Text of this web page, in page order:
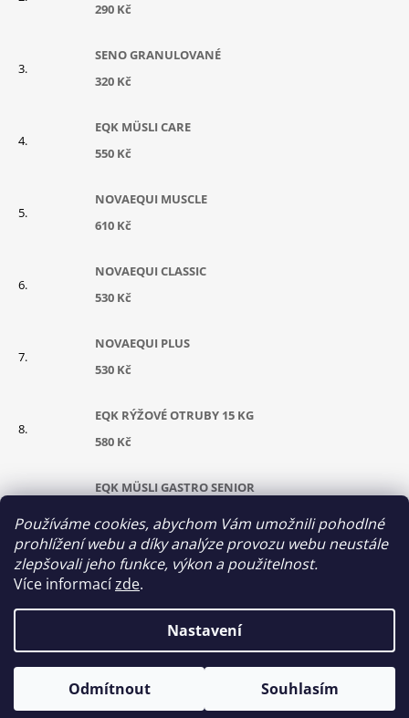
Používáme cookies, abychom Vám umožnili pohodlné
prohlížení webu a díky analýze provozu webu neustále
zlepšovali jeho funkce, výkon a použitelnost.
Více informacízde.
Nastavení
Odmítnout Souhlasím
290 Kč
SENO GRANULOVANÉ
320 Kč
EQK MÜSLI CARE
550 Kč
NOVAEQUI MUSCLE
610 Kč
NOVAEQUI CLASSIC
530 Kč
NOVAEQUI PLUS
530 Kč
EQK RÝŽOVÉ OTRUBY 15 KG
580 Kč
EQK MÜSLI GASTRO SENIOR
630 Kč
KONOPNÝ OLEJ 5 L
700 Kč
© 2026 Equikrmiva. Všechna práva vyhrazena.
Upravit nastavení cookies